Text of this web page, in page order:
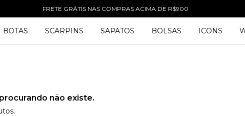
FRETE GRÁTIS NAS COMPRAS ACIMA DE R$900
BOTAS SCARPINS SAPATOS BOLSAS ICONS
não existe.